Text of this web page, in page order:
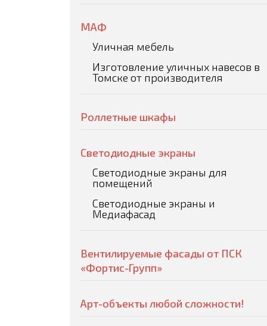
МАФ
Уличная мебель
Изготовление уличных навесов в
Томске от производителя
Роллетные шкафы
Светодиодные экраны
Светодиодные экраны для
помещений
Светодиодные экраны и
Медиафасад
Вентилируемые фасады от ПСК
«Фортис-Групп»
Арт-объекты любой сложности!